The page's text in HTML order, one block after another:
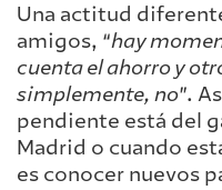
Una actitud
amigos, “hay
cuenta el ahorro y
simplemente, no”.
pendiente está del
Madrid o cuando
es conocer nuevos